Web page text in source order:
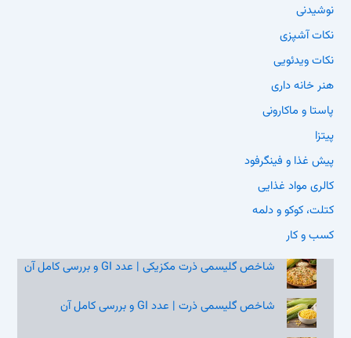
نوشیدنی
نکات آشپزی
نکات ویدئویی
هنر خانه داری
پاستا و ماکارونی
پیتزا
پیش غذا و فینگرفود
کالری مواد غذایی
کتلت، کوکو و دلمه
کسب و کار
شاخص گلیسمی ذرت مکزیکی | عدد GI و بررسی کامل آن
شاخص گلیسمی ذرت | عدد GI و بررسی کامل آن